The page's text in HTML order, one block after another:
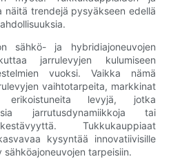
näitä trendejä pysyäkseen edellä
sähkö- ja hybridiajoneuvojen
jarrulevyjen kulumiseen
vuoksi. Vaikka nämä
vaihtotarpeita, markkinat
erikoistuneita levyjä, jotka
jarrutusdynamiikkoja tai
Tukkukauppiaat
kysyntää innovatiivisille
tarpeisiin.